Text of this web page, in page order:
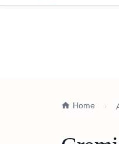
Home